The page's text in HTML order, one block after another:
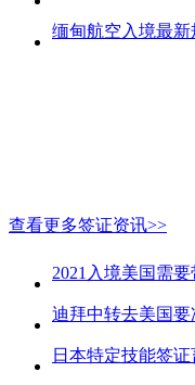
缅甸航空入境最新
查看更多签证资讯>>
2021入境美国需
迪拜中转去美国
日本特定技能签